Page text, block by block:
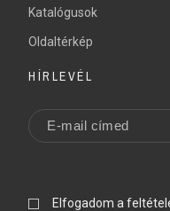
Katalógusok
Oldaltérkép
HÍRLEVÉL
Elfogadom a